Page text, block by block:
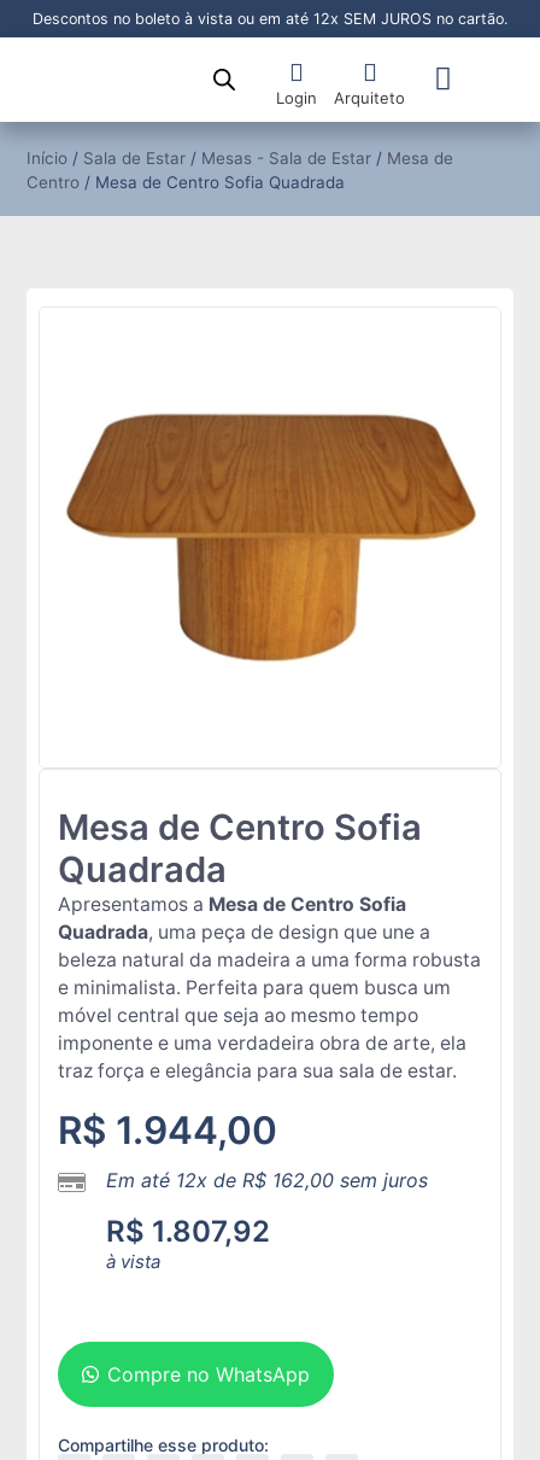
Descontos no boleto à vista ou em até 12x SEM JUROS no cartão.
Login Arquiteto
Início / Sala de Estar / Mesas - Sala de Estar / Mesa de
Centro / Mesa de Centro Sofia Quadrada
Mesa de Centro Sofia
Quadrada
Apresentamos a Mesa de Centro Sofia
Quadrada, uma peça de design que une a
beleza natural da madeira a uma forma robusta
e minimalista. Perfeita para quem busca um
móvel central que seja ao mesmo tempo
imponente e uma verdadeira obra de arte, ela
traz força e elegância para sua sala de estar.
R$ 1.944,00
Em até 12x de R$ 162,00 sem juros
R$ 1.807,92
à vista
Compre no WhatsApp
Compartilhe esse produto: